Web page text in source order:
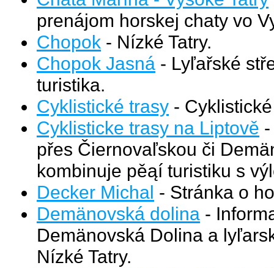
prenájom horskej chaty vo
Chopok - Nízké Tatry.
Chopok Jasná - Lyľařské
turistika.
Cyklistické trasy -
Cyklisticke trasy na Liptově
přes Čiernovaľskou či
kombinuje pěąí turistiku s
Decker Michal - Stránka o
Demänovská dolina -
Demänovská Dolina a
Nízké Tatry.